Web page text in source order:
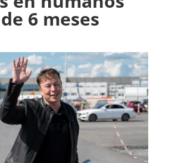
6 meses